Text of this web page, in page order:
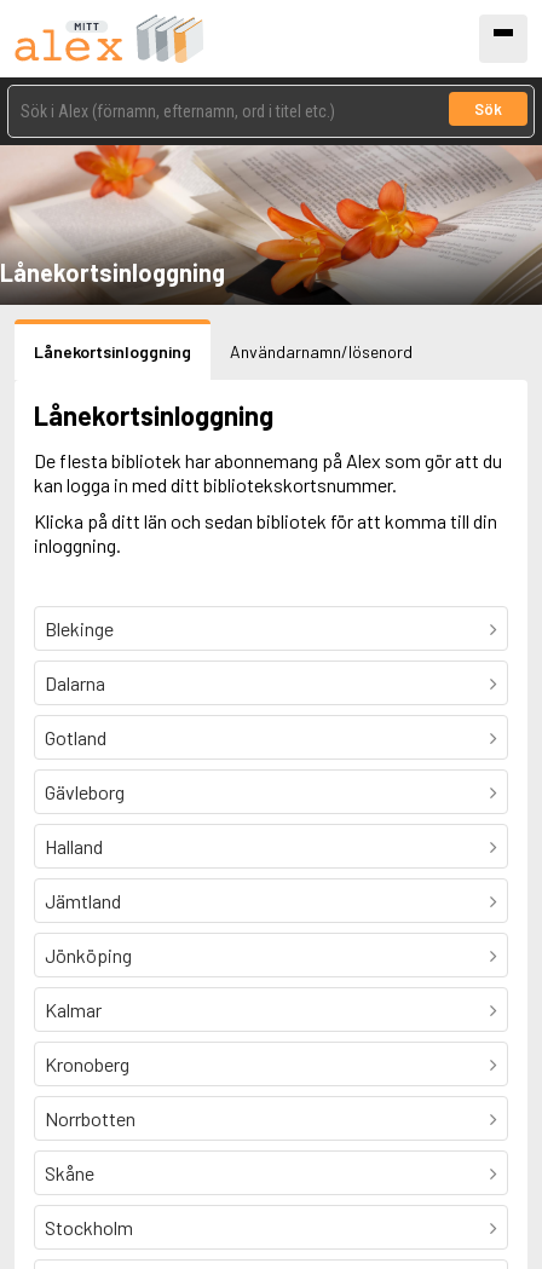
Sök
Lånekortsinloggning
Lånekortsinloggning Användarnamn/lösenord
Lånekortsinloggning
De flesta bibliotek har abonnemang på Alex som gör att du
kan logga in med ditt bibliotekskortsnummer.
Klicka på ditt län och sedan bibliotek för att komma till din
inloggning.
Blekinge
Dalarna
Gotland
Gävleborg
Halland
Jämtland
Jönköping
Kalmar
Kronoberg
Norrbotten
Skåne
Stockholm